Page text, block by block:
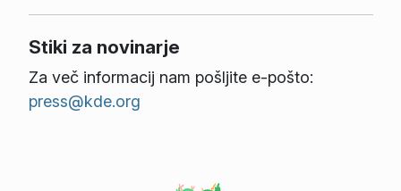
Stiki za novinarje
Za več informacij nam pošljite e-pošto:
press@kde.org